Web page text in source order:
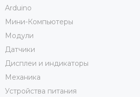
Arduino
Мини-Компьютеры
Модули
Датчики
Дисплеи и индикаторы
Механика
Устройства питания